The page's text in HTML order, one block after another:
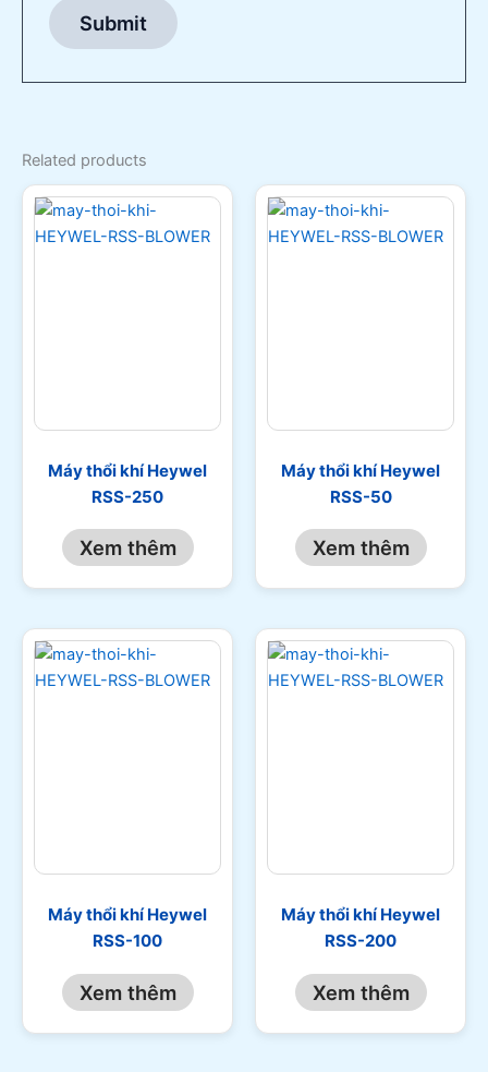
Related products
Máy thổi khí Heywel
RSS-250
Xem thêm
Máy thổi khí Heywel
RSS-50
Xem thêm
Máy thổi khí Heywel
RSS-100
Xem thêm
Máy thổi khí Heywel
RSS-200
Xem thêm